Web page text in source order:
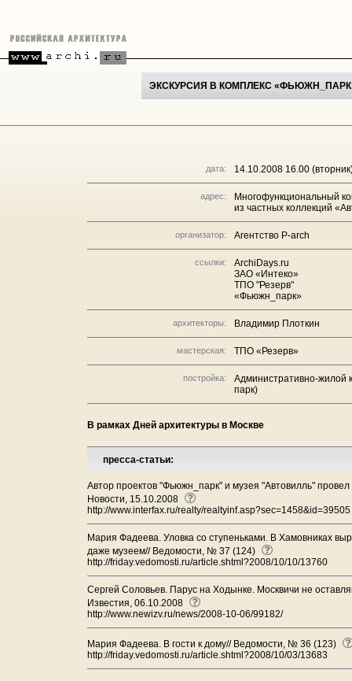
ЭКСКУРСИЯ В КОМПЛЕКС
дата: 14.10.2008 16.00
адрес:
Многофункциональный
из частных коллекций
организатор: Агентство P-arch
ссылки:
ArchiDays.ru
ЗАО «Интеко»
ТПО "Резерв"
«Фьюжн_парк»
архитекторы: Владимир Плоткин
мастерская: ТПО «Резерв»
постройка:
Административно-жилой
парк)
В рамках Дней архитектуры в Москве
пресса-статьи:
Автор проектов "Фьюжн_парк" и музея "Автовилль"
Новости, 15.10.2008
http://www.interfax.ru/realty/realtyinf.asp?sec=1458&id=39505
Мария Фадеева. Уловка со ступеньками. В Хамовниках
даже музеем// Ведомости, № 37 (124)
http://friday.vedomosti.ru/article.shtml?2008/10/10/13760
Сергей Соловьев. Парус на Ходынке. Москвичи не
Известия, 06.10.2008
http://www.newizv.ru/news/2008-10-06/99182/
Мария Фадеева. В гости к дому// Ведомости, № 36 (123)
http://friday.vedomosti.ru/article.shtml?2008/10/03/13683